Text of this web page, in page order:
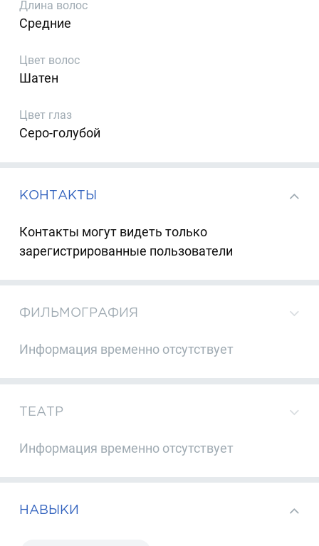
Длина волос
Средние
Цвет волос
Шатен
Цвет глаз
Серо-голубой
КОНТАКТЫ
Контакты могут видеть только
зарегистрированные пользователи
ФИЛЬМОГРАФИЯ
Информация временно отсутствует
ТЕАТР
Информация временно отсутствует
НАВЫКИ